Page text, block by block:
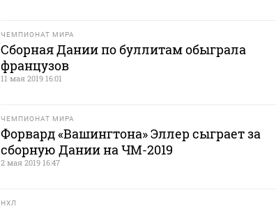
ЧЕМПИОНАТ МИРА
Сборная Дании по буллитам обыграла
французов
11 мая 2019 16:01
ЧЕМПИОНАТ МИРА
Форвард «Вашингтона» Эллер сыграет за
сборную Дании на ЧМ-2019
2 мая 2019 16:47
НХЛ